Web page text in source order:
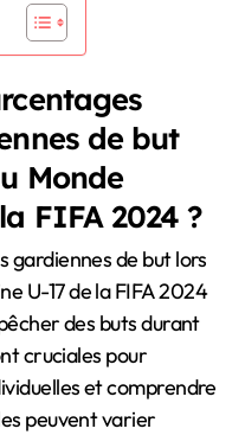
de but
Monde
FIFA 2024 ?
gardiennes de but lors
U-17 de la FIFA 2024
des buts durant
cruciales pour
et comprendre
peuvent varier